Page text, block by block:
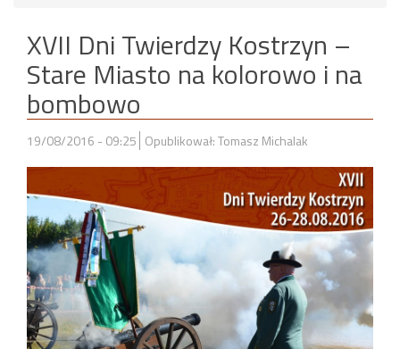
XVII Dni Twierdzy Kostrzyn –
Stare Miasto na kolorowo i na
bombowo
19/08/2016 - 09:25 Opublikował: Tomasz Michalak